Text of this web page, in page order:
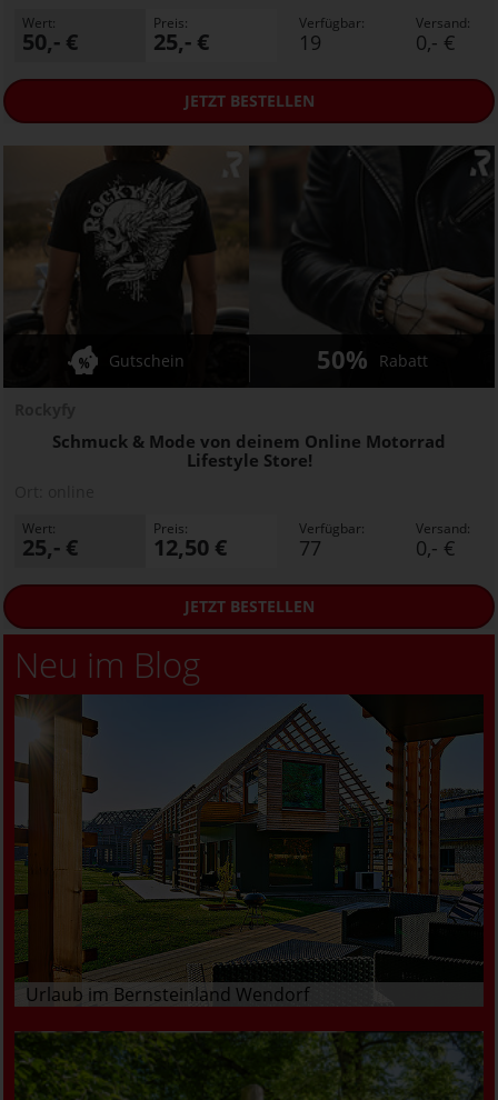
Wert:
50,- €
Preis:
25,- €
Verfügbar:
19
Versand:
0,- €
JETZTBESTELLEN
Schmuck & Mode von deinem Online Motorrad
Lifestyle Store!
Gutschein 50% Rabatt
Wert:
25,- €
Preis:
12,50 €
Verfügbar:
77
Versand:
0,- €
JETZTBESTELLEN
Neu im Blog
Urlaub im Bernsteinland Wendorf